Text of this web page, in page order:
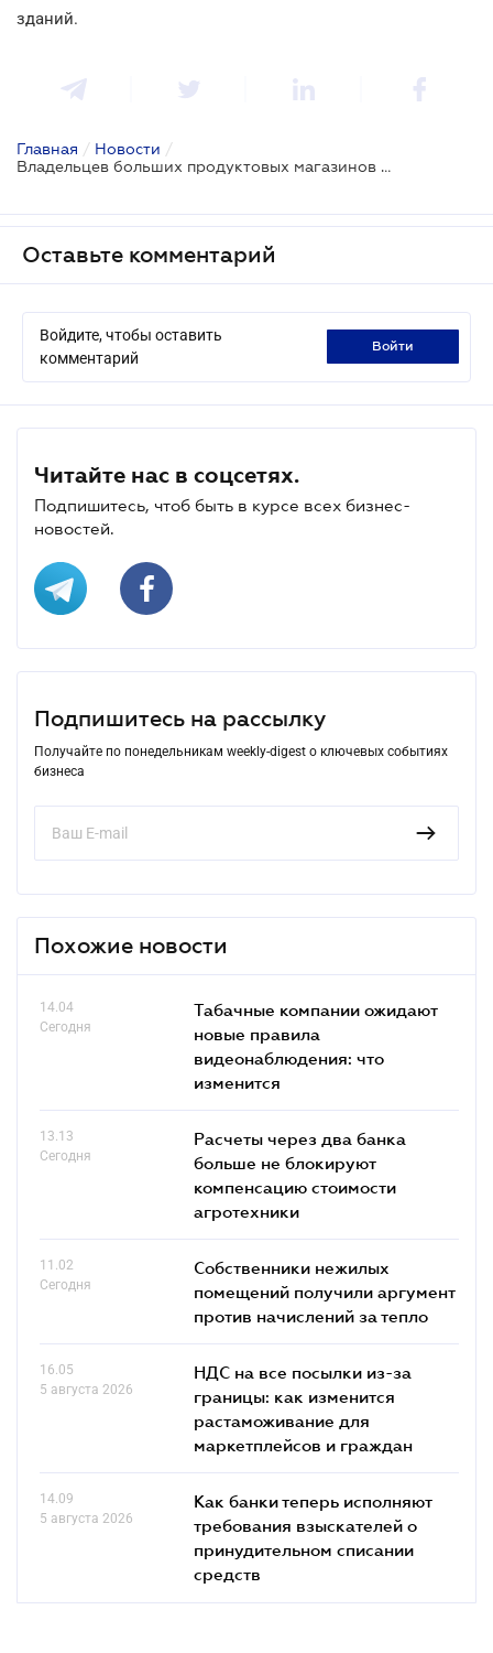
зданий.
Главная / Новости /
Владельцев больших продуктовых магазинов ждут новые затраты
Оставьте комментарий
Войдите, чтобы оставить
комментарий
войти
Читайте нас в соцсетях.
Подпишитесь, чтоб быть в курсе всех бизнес-
новостей.
Подпишитесь на рассылку
Получайте по понедельникам weekly-digest о ключевых событиях
бизнеса
Похожие новости
14.04
Сегодня
Табачные компании ожидают
новые правила
видеонаблюдения: что
изменится
13.13
Сегодня
Расчеты через два банка
больше не блокируют
компенсацию стоимости
агротехники
11.02
Сегодня
Собственники нежилых
помещений получили аргумент
против начислений за тепло
16.05
5 августа 2026
НДС на все посылки из-за
границы: как изменится
растаможивание для
маркетплейсов и граждан
14.09
5 августа 2026
Как банки теперь исполняют
требования взыскателей о
принудительном списании
средств